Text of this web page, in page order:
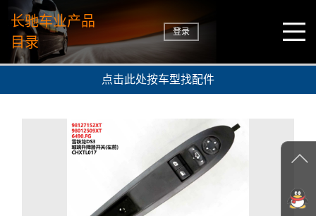
长驰车业产品
目录
登录
点击此处按车型找配件